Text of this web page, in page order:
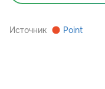
Источник Point